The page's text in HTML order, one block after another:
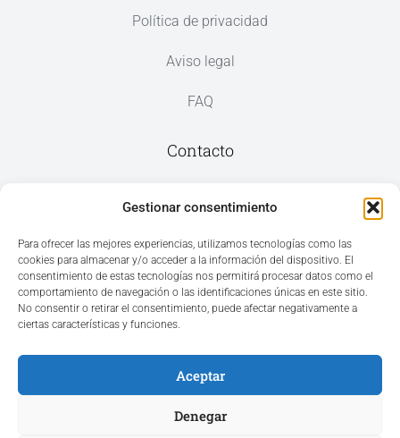
Gestionar consentimiento
Para ofrecer las mejores experiencias, utilizamos tecnologías como las
cookies para almacenar y/o acceder a la información del dispositivo. El
consentimiento de estas tecnologías nos permitirá procesar datos como el
comportamiento de navegación o las identificaciones únicas en este sitio.
No consentir o retirar el consentimiento, puede afectar negativamente a
ciertas características y funciones.
Aceptar
Denegar
Política de privacidad
Aviso legal
FAQ
Contacto
Av. del Mar, 59, 03187 Los Montesinos,
+34 965 207 262
hola@azvconsulting.com
Acceso área privada